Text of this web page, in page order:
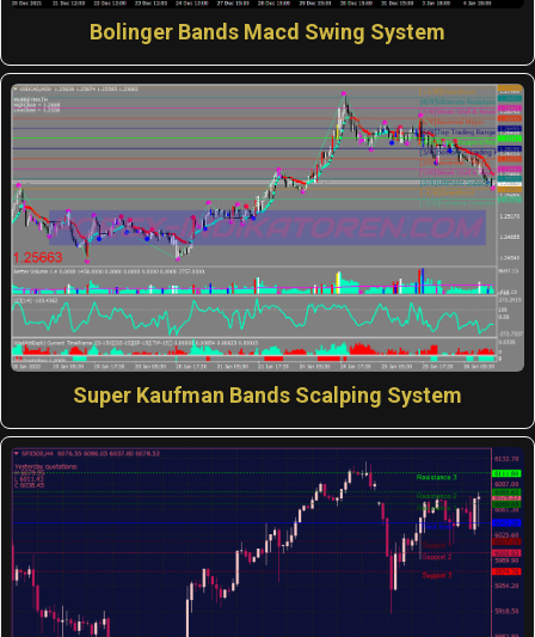
Bolinger Bands Macd Swing System
Super Kaufman Bands Scalping System